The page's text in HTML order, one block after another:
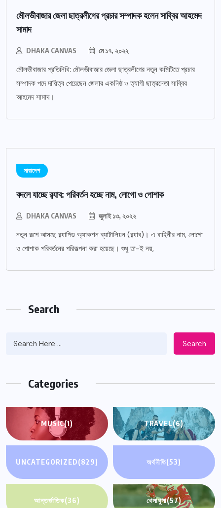
মৌলভীবাজার জেলা ছাত্রলীগের প্রচার সম্পাদক হলেন সাব্বির আহমেদ
সামাদ
DHAKA CANVAS মে ১৭, ২০২২
মৌলভীবাজার প্রতিনিধি: মৌলভীবাজার জেলা ছাত্রলীগের নতুন কমিটিতে প্রচার
সম্পাদক পদে দায়িত্ব পেয়েছেন জেলার একনিষ্ঠ ও ত্যাগী ছাত্রনেতা সাব্বির
আহমেদ সামাদ।
সারাদেশ
বদলে যাচ্ছে র‌্যাব: পরিবর্তন হচ্ছে নাম, লোগো ও পোশাক
DHAKA CANVAS জুলাই ১৩, ২০২২
নতুন রূপে আসছে র‌্যাপিড অ্যাকশন ব্যাটালিয়ন (র‌্যাব)। এ বাহিনীর নাম, লোগো
ও পোশাক পরিবর্তনের পরিকল্পনা করা হয়েছে। শুধু তা-ই নয়,
Search
Search
Categories
MUSIC(1) TRAVEL(6)
UNCATEGORIZED(829) অর্থনীতি(53)
আন্তর্জাতিক(36) খেলাধুলা(57)